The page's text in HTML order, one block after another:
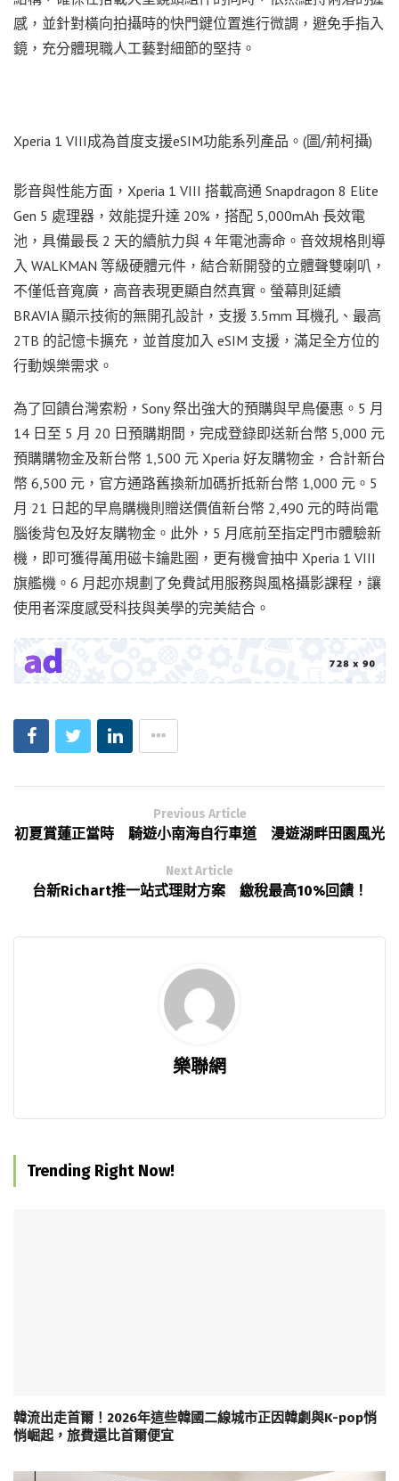
感，並針對橫向拍攝時的快門鍵位置進行微調，避免手指入
鏡，充分體現職人工藝對細節的堅持。
Xperia 1 VIII成為首度支援eSIM功能系列產品。(圖/荊柯攝)
影音與性能方面，Xperia 1 VIII 搭載高通 Snapdragon 8 Elite
Gen 5 處理器，效能提升達 20%，搭配 5,000mAh 長效電
池，具備最長 2 天的續航力與 4 年電池壽命。音效規格則導
入 WALKMAN 等級硬體元件，結合新開發的立體聲雙喇叭，
不僅低音寬廣，高音表現更顯自然真實。螢幕則延續
BRAVIA 顯示技術的無開孔設計，支援 3.5mm 耳機孔、最高
2TB 的記憶卡擴充，並首度加入 eSIM 支援，滿足全方位的
行動娛樂需求。
為了回饋台灣索粉，Sony 祭出強大的預購與早鳥優惠。5 月
14 日至 5 月 20 日預購期間，完成登錄即送新台幣 5,000 元
預購購物金及新台幣 1,500 元 Xperia 好友購物金，合計新台
幣 6,500 元，官方通路舊換新加碼折抵新台幣 1,000 元。5
月 21 日起的早鳥購機則贈送價值新台幣 2,490 元的時尚電
腦後背包及好友購物金。此外，5 月底前至指定門市體驗新
機，即可獲得萬用磁卡鑰匙圈，更有機會抽中 Xperia 1 VIII
旗艦機。6 月起亦規劃了免費試用服務與風格攝影課程，讓
使用者深度感受科技與美學的完美結合。
Previous Article
初夏賞蓮正當時 騎遊小南海自行車道 漫遊湖畔田園風光
Next Article
台新Richart推一站式理財方案 繳稅最高10%回饋！
樂聯網
Trending Right Now!
韓流出走首爾！2026年這些韓國二線城市正因韓劇與K-pop悄
悄崛起，旅費還比首爾便宜